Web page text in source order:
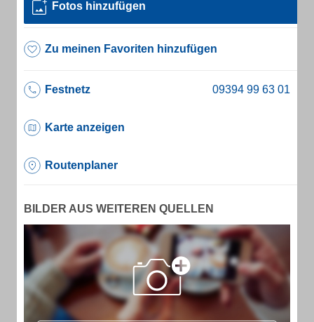
Fotos hinzufügen
Zu meinen Favoriten hinzufügen
Festnetz
Karte anzeigen
Routenplaner
BILDER AUS WEITEREN QUELLEN